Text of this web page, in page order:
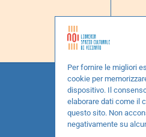
Per fornire le migliori
cookie per
dispositivo. Il
elaborare dati come il
questo sito. Non
negativamente su